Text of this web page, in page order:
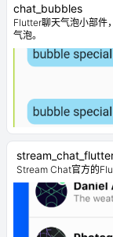
chat_bubbles
Flutter聊天气泡小部件
气泡。
Stream Chat官方的